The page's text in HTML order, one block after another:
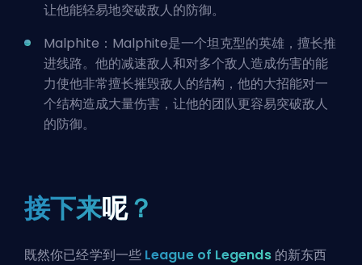
让他能轻易地突破敌人的防御。
Malphite：Malphite是一个坦克型的英雄，擅长推
进线路。他的减速敌人和对多个敌人造成伤害的能
力使他非常擅长摧毁敌人的结构，他的大招能对一
个结构造成大量伤害，让他的团队更容易突破敌人
的防御。
接下来呢？
既然你已经学到一些 League of Legends的新东西